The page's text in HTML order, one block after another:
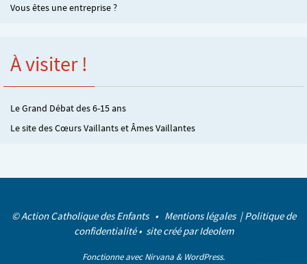
Vous êtes une entreprise ?
À visiter !
Le Grand Débat des 6-15 ans
Le site des Cœurs Vaillants et Âmes Vaillantes
© Action Catholique des Enfants • Mentions légales |Politique de
confidentialité• site créé parIdeolem
Fonctionne avecNirvana & WordPress.